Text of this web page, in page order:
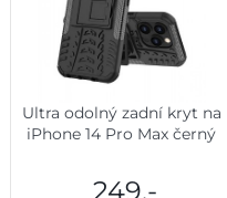
Ultra odolný zadní kryt na
iPhone 14 Pro Max černý
249,-